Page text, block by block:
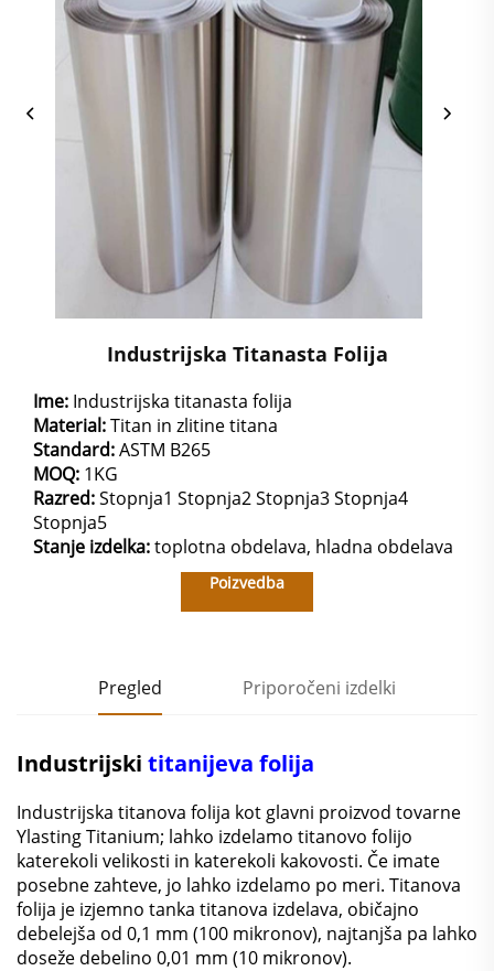
Industrijska Titanasta Folija
Ime: Industrijska titanasta folija
Material:Titan in zlitine titana
Standard:ASTM B265
MOQ: 1KG
Razred:Stopnja1 Stopnja2 Stopnja3 Stopnja4
Stopnja5
Stanje izdelka:toplotna obdelava, hladna obdelava
Poizvedba
Pregled Priporočeni izdelki
Industrijski titanijeva folija
Industrijska titanova folija kot glavni proizvod tovarne
Ylasting Titanium; lahko izdelamo titanovo folijo
katerekoli velikosti in katerekoli kakovosti. Če imate
posebne zahteve, jo lahko izdelamo po meri. Titanova
folija je izjemno tanka titanova izdelava, običajno
debelejša od 0,1 mm (100 mikronov), najtanjša pa lahko
doseže debelino 0,01 mm (10 mikronov).